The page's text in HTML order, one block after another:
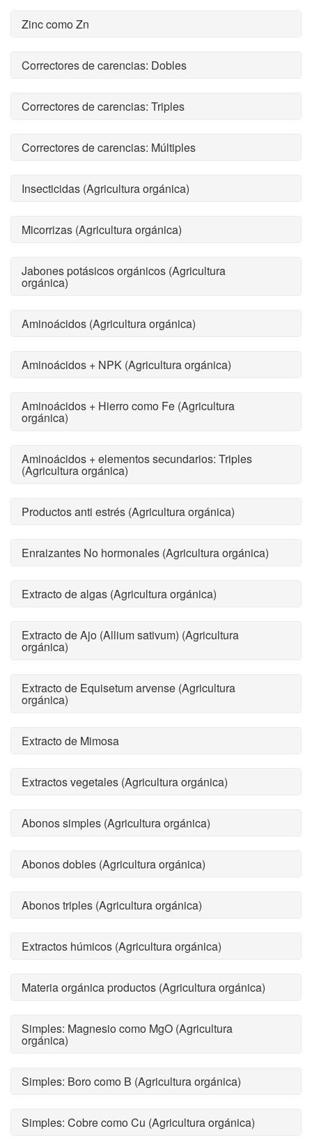
Zinc como Zn
Correctores de carencias: Dobles
Correctores de carencias: Triples
Correctores de carencias: Múltiples
Insecticidas (Agricultura orgánica)
Micorrizas (Agricultura orgánica)
Jabones potásicos orgánicos (Agricultura
orgánica)
Aminoácidos (Agricultura orgánica)
Aminoácidos + NPK (Agricultura orgánica)
Aminoácidos + Hierro como Fe (Agricultura
orgánica)
Aminoácidos + elementos secundarios: Triples
(Agricultura orgánica)
Productos anti estrés (Agricultura orgánica)
Enraizantes No hormonales (Agricultura orgánica)
Extracto de algas (Agricultura orgánica)
Extracto de Ajo (Allium sativum) (Agricultura
orgánica)
Extracto de Equisetum arvense (Agricultura
orgánica)
Extracto de Mimosa
Extractos vegetales (Agricultura orgánica)
Abonos simples (Agricultura orgánica)
Abonos dobles (Agricultura orgánica)
Abonos triples (Agricultura orgánica)
Extractos húmicos (Agricultura orgánica)
Materia orgánica productos (Agricultura orgánica)
Simples: Magnesio como MgO (Agricultura
orgánica)
Simples: Boro como B (Agricultura orgánica)
Simples: Cobre como Cu (Agricultura orgánica)